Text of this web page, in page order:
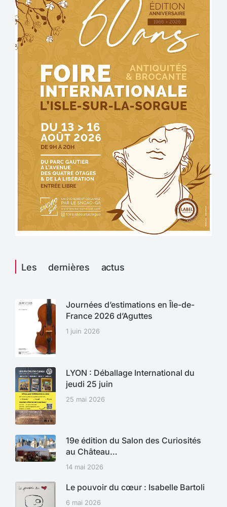
Les dernières actus
Journées d’estimations en Île-de-
France 2026 d’Aguttes
1 juin 2026
LYON : Déballage International du
jeudi 25 juin
25 mai 2026
19e édition du Salon des Curiosités
au Château…
14 mai 2026
Le pouvoir du cœur : Isabelle Bartoli
6 mai 2026